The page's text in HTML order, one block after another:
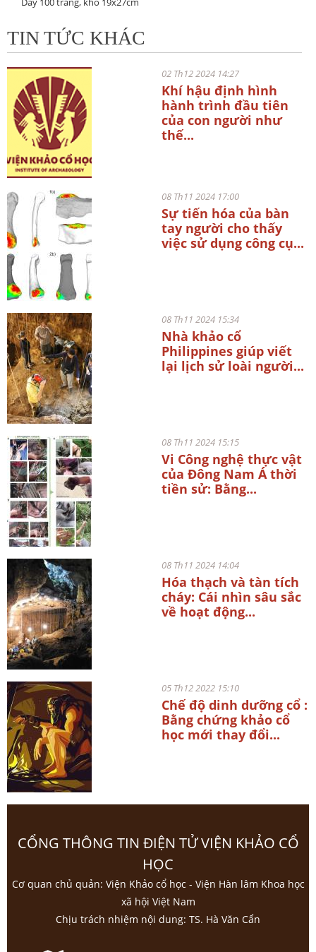
TIN TỨC KHÁC
02 Th12 2024 14:27
Khí hậu định hình
hành trình đầu tiên
của con người như
thế...
08 Th11 2024 17:00
Sự tiến hóa của bàn
tay người cho thấy
việc sử dụng công cụ...
08 Th11 2024 15:34
Nhà khảo cổ
Philippines giúp viết
lại lịch sử loài người...
08 Th11 2024 15:15
Vi Công nghệ thực vật
của Đông Nam Á thời
tiền sử: Bằng...
08 Th11 2024 14:04
Hóa thạch và tàn tích
cháy: Cái nhìn sâu sắc
về hoạt động...
05 Th12 2022 15:10
Chế độ dinh dưỡng cổ :
Bằng chứng khảo cổ
học mới thay đổi...
CỔNG THÔNG TIN ĐIỆN TỬ VIỆN KHẢO CỔ
HỌC
Cơ quan chủ quản: Viện Khảo cổ học - Viện Hàn lâm Khoa học
xã hội Việt Nam
Chịu trách nhiệm nội dung: TS. Hà Văn Cẩn